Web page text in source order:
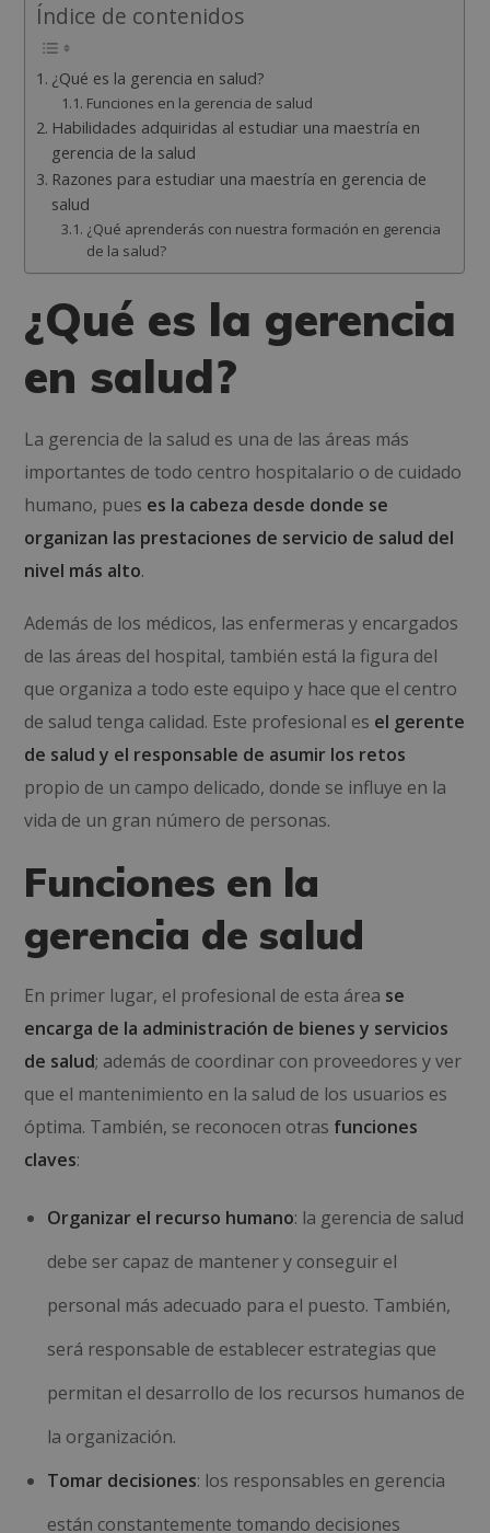
Índice de contenidos
¿Qué es la gerencia en salud?
Funciones en la gerencia de salud
Habilidades adquiridas al estudiar una maestría en
gerencia de la salud
Razones para estudiar una maestría en gerencia de
salud
¿Qué aprenderás con nuestra formación en gerencia
de la salud?
¿Qué es la gerencia
en salud?
La gerencia de la salud es una de las áreas más
importantes de todo centro hospitalario o de cuidado
humano, pues es la cabeza desde donde se
organizan las prestaciones de servicio de salud del
nivel más alto.
Además de los médicos, las enfermeras y encargados
de las áreas del hospital, también está la figura del
que organiza a todo este equipo y hace que el centro
de salud tenga calidad. Este profesional es el gerente
de salud y el responsable de asumir los retos
propio de un campo delicado, donde se influye en la
vida de un gran número de personas.
Funciones en la
gerencia de salud
En primer lugar, el profesional de esta área se
encarga de la administración de bienes y servicios
de salud; además de coordinar con proveedores y ver
que el mantenimiento en la salud de los usuarios es
óptima. También, se reconocen otras funciones
claves:
Organizar el recurso humano: la gerencia de salud
debe ser capaz de mantener y conseguir el
personal más adecuado para el puesto. También,
será responsable de establecer estrategias que
permitan el desarrollo de los recursos humanos de
la organización.
Tomar decisiones: los responsables en gerencia
están constantemente tomando decisiones